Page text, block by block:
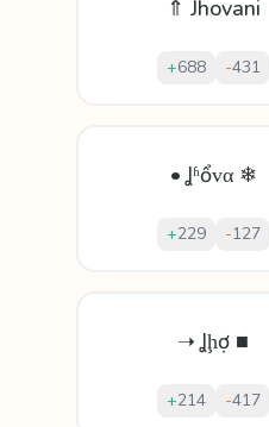
⇑ Jhovani
+688 -431
• Ʝʱổᴠα ❄
+229 -127
➝ Ʝḩợ ■
+214 -417